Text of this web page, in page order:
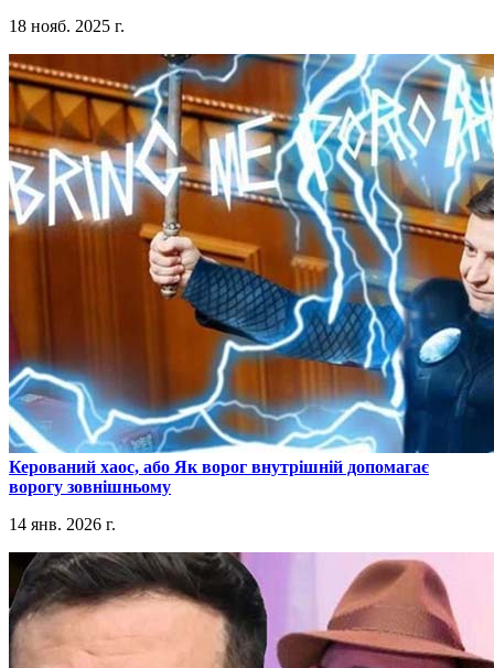
18 нояб. 2025 г.
​Керований хаос, або Як ворог внутрішній допомагає
ворогу зовнішньому
14 янв. 2026 г.